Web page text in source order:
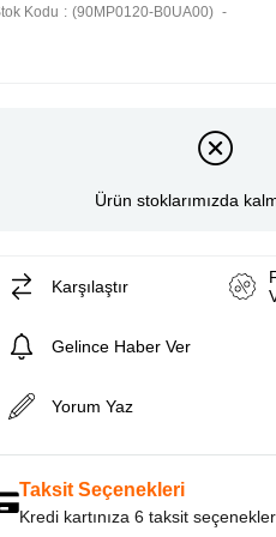
Kodu (90MP0120-B0UA00)
Ürün stoklarımızda
Karşılaştır
Gelince Haber Ver
Yorum Yaz
Taksit Seçenekleri
Kredi kartınıza 6 taksit